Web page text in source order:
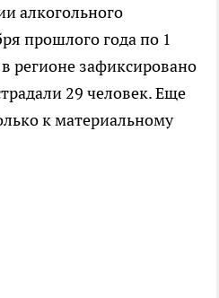
алкогольного
прошлого года по 1
регионе зафиксировано
29 человек. Еще
к материальному